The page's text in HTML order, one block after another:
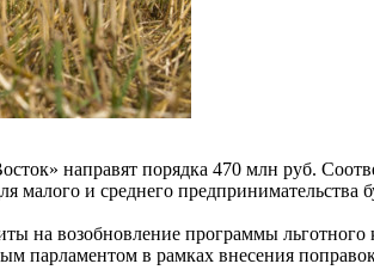
направят порядка 470 млн руб.
малого и среднего предпринимательства
на возобновление программы льготного
парламентом в рамках внесения